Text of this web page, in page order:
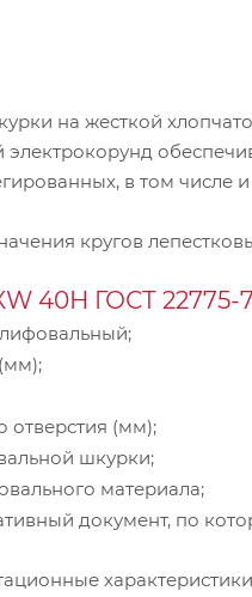
на жесткой
в том числе
кругов
40Н ГОСТ 22775-
отверстия (мм);
шкурки;
материала;
документ, по
характеристики